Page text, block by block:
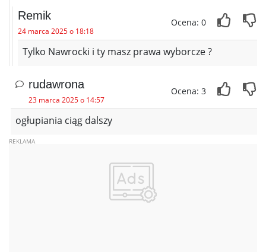
Remik
24 marca 2025 o 18:18
Ocena: 0
Tylko Nawrocki i ty masz prawa wyborcze ?
rudawrona
23 marca 2025 o 14:57
Ocena: 3
ogłupiania ciąg dalszy